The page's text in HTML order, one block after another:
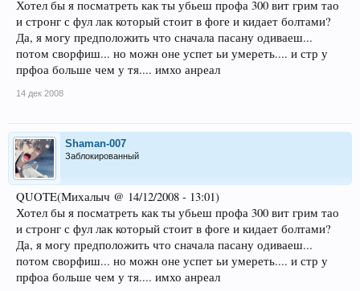
Хотел бы я посматреть как ты убьеш профа 300 вит грим тао
и стронг с фул лак который стоит в фоге и кидает болтами?
Да, я могу предположить что сначала пасану одиваеш...
потом сворфиш... но можн оне успет ьи умереть.... и стр у
прфоа больше чем у тя.... имхо анреал
14 дек 2008
Shaman-007
Заблокированный
QUOTE(Михалыч @ 14/12/2008 - 13:01)
Хотел бы я посматреть как ты убьеш профа 300 вит грим тао
и стронг с фул лак который стоит в фоге и кидает болтами?
Да, я могу предположить что сначала пасану одиваеш...
потом сворфиш... но можн оне успет ьи умереть.... и стр у
прфоа больше чем у тя.... имхо анреал